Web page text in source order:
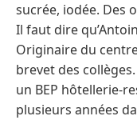
sucrée, iodée. Des
Il faut dire
Originaire du
brevet des
un BEP hôtellerie-
plusieurs années